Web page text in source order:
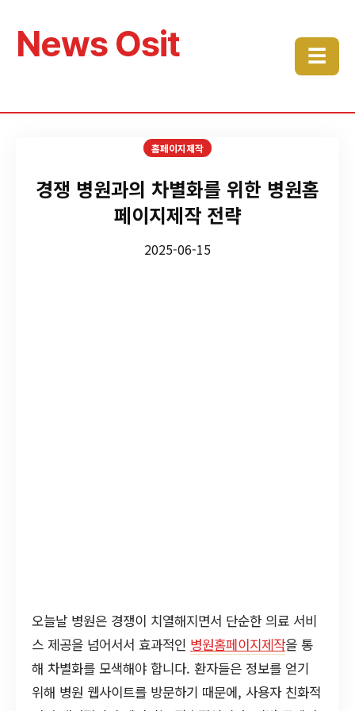
News Osit ☰
홈페이지제작
경쟁 병원과의 차별화를 위한 병원홈
페이지제작 전략
2025-06-15
오늘날 병원은 경쟁이 치열해지면서 단순한 의료 서비
스 제공을 넘어서서 효과적인 병원홈페이지제작을 통
해 차별화를 모색해야 합니다. 환자들은 정보를 얻기
위해 병원 웹사이트를 방문하기 때문에, 사용자 친화적